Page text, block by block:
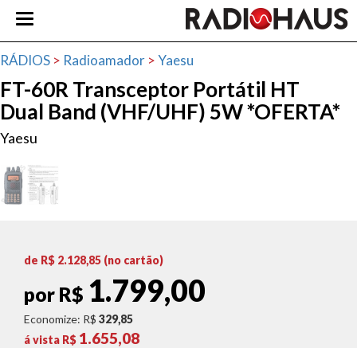
RÁDIOS > Radioamador >Yaesu
FT-60R Transceptor Portátil HT
Dual Band (VHF/UHF) 5W *OFERTA*
Yaesu
de R$ 2.128,85 (no cartão)
por R$ 1.799,00
Economize: R$ 329,85
á vista R$ 1.655,08